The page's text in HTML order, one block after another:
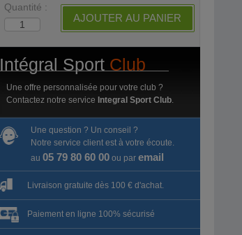
Quantité :
AJOUTER AU PANIER
Intégral Sport Club
Une offre personnalisée pour votre club ?
Contactez notre service Integral Sport Club.
Une question ? Un conseil ?
Notre service client est à votre écoute.
au 05 79 80 60 00ou par email
Livraison gratuite dès 100 € d'achat.
Paiement en ligne 100% sécurisé